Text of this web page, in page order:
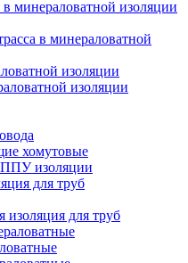
в минераловатной изоляции
в минераловатной
изоляции
изоляции
хомутовые
ППУ изоляции
для труб
изоляция для труб